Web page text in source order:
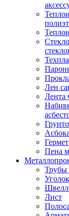
Лен
Лента
Пена
Трубы
Уголок
Лист
Полоса